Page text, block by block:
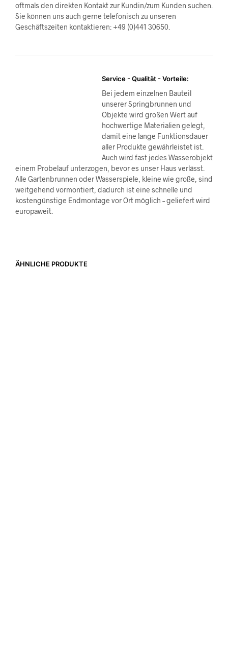
oftmals den direkten Kontakt zur Kundin/zum Kunden suchen.
Sie können uns auch gerne telefonisch zu unseren
Geschäftszeiten kontaktieren: +49 (0)441 30650.
Service - Qualität - Vorteile:
Bei jedem einzelnen Bauteil
unserer Springbrunnen und
Objekte wird großen Wert auf
hochwertige Materialien gelegt,
damit eine lange Funktionsdauer
aller Produkte gewährleistet ist.
Auch wird fast jedes Wasserobjekt
einem Probelauf unterzogen, bevor es unser Haus verlässt.
Alle Gartenbrunnen oder Wasserspiele, kleine wie große, sind
weitgehend vormontiert, dadurch ist eine schnelle und
kostengünstige Endmontage vor Ort möglich – geliefert wird
europaweit.
ÄHNLICHE PRODUKTE